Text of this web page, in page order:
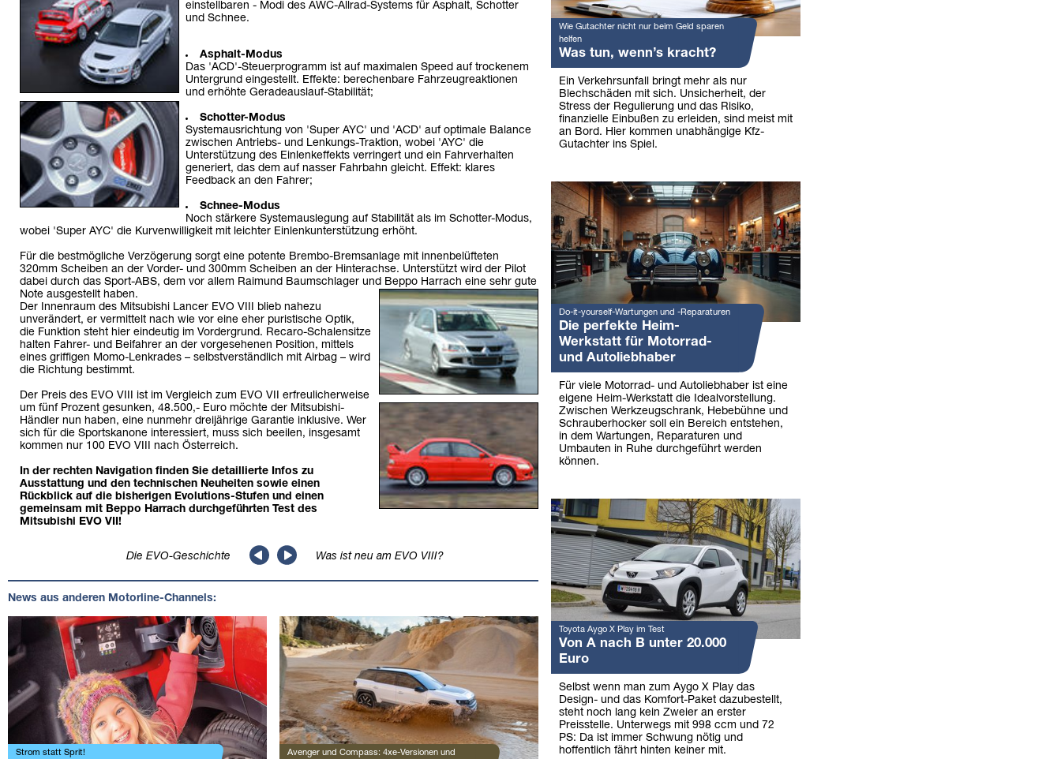
einstellbaren - Modi des AWC-Allrad-Systems für Asphalt, Schotter
und Schnee.
Asphalt-Modus
Das 'ACD'-Steuerprogramm ist auf maximalen Speed auf trockenem
Untergrund eingestellt. Effekte: berechenbare Fahrzeugreaktionen
und erhöhte Geradeauslauf-Stabilität;
Schotter-Modus
Systemausrichtung von 'Super AYC' und 'ACD' auf optimale Balance
zwischen Antriebs- und Lenkungs-Traktion, wobei 'AYC' die
Unterstützung des Einlenkeffekts verringert und ein Fahrverhalten
generiert, das dem auf nasser Fahrbahn gleicht. Effekt: klares
Feedback an den Fahrer;
Schnee-Modus
Noch stärkere Systemauslegung auf Stabilität als im Schotter-Modus,
wobei 'Super AYC' die Kurvenwilligkeit mit leichter Einlenkunterstützung erhöht.
Für die bestmögliche Verzögerung sorgt eine potente Brembo-Bremsanlage mit innenbelüfteten
320mm Scheiben an der Vorder- und 300mm Scheiben an der Hinterachse. Unterstützt wird der Pilot
dabei durch das Sport-ABS, dem vor allem Raimund Baumschlager und Beppo Harrach eine sehr gute
Note ausgestellt haben.
Der Innenraum des Mitsubishi Lancer EVO VIII blieb nahezu
unverändert, er vermittelt nach wie vor eine eher puristische Optik,
die Funktion steht hier eindeutig im Vordergrund. Recaro-Schalensitze
halten Fahrer- und Beifahrer an der vorgesehenen Position, mittels
eines griffigen Momo-Lenkrades – selbstverständlich mit Airbag – wird
die Richtung bestimmt.
Der Preis des EVO VIII ist im Vergleich zum EVO VII erfreulicherweise
um fünf Prozent gesunken, 48.500,- Euro möchte der Mitsubishi-
Händler nun haben, eine nunmehr dreijährige Garantie inklusive. Wer
sich für die Sportskanone interessiert, muss sich beeilen, insgesamt
kommen nur 100 EVO VIII nach Österreich.
In der rechten Navigation finden Sie detaillierte Infos zu
Ausstattung und den technischen Neuheiten sowie einen
Rückblick auf die bisherigen Evolutions-Stufen und einen
gemeinsam mit Beppo Harrach durchgeführten Test des
Mitsubishi EVO VII!
Die EVO-Geschichte Was ist neu am EVO VIII?
News aus anderen Motorline-Channels:
Strom statt Sprit!
Avenger und Compass: 4xe-Versionen und
Wie Gutachter nicht nur beim Geld sparen
helfen
Was tun, wenn’s kracht?
Ein Verkehrsunfall bringt mehr als nur
Blechschäden mit sich. Unsicherheit, der
Stress der Regulierung und das Risiko,
finanzielle Einbußen zu erleiden, sind meist mit
an Bord. Hier kommen unabhängige Kfz-
Gutachter ins Spiel.
Do-it-yourself-Wartungen und -Reparaturen
Die perfekte Heim-
Werkstatt für Motorrad-
und Autoliebhaber
Für viele Motorrad- und Autoliebhaber ist eine
eigene Heim-Werkstatt die Idealvorstellung.
Zwischen Werkzeugschrank, Hebebühne und
Schrauberhocker soll ein Bereich entstehen,
in dem Wartungen, Reparaturen und
Umbauten in Ruhe durchgeführt werden
können.
Toyota Aygo X Play im Test
Von A nach B unter 20.000
Euro
Selbst wenn man zum Aygo X Play das
Design- und das Komfort-Paket dazubestellt,
steht noch lang kein Zweier an erster
Preisstelle. Unterwegs mit 998 ccm und 72
PS: Da ist immer Schwung nötig und
hoffentlich fährt hinten keiner mit.